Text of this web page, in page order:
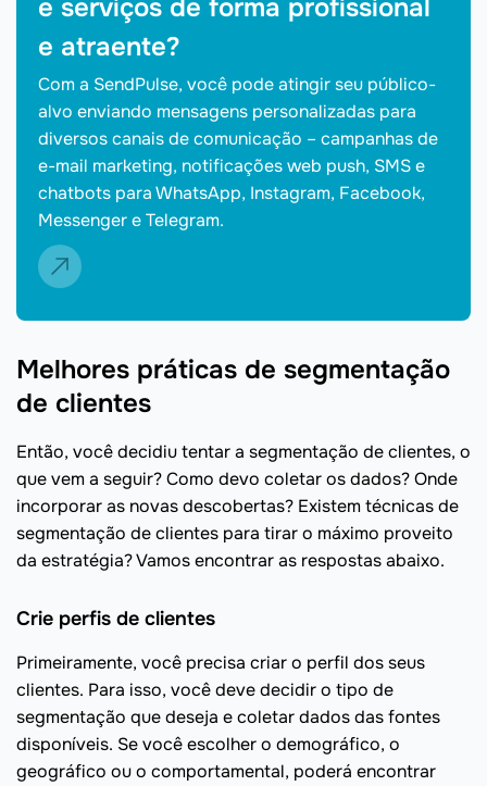
e serviços de forma profissional
e atraente?
Com a SendPulse, você pode atingir seu público-
alvo enviando mensagens personalizadas para
diversos canais de comunicação – campanhas de
e-mail marketing, notificações web push, SMS e
chatbots para WhatsApp, Instagram, Facebook,
Messenger e Telegram.
Melhores práticas de segmentação
de clientes
Então, você decidiu tentar a segmentação de clientes, o
que vem a seguir? Como devo coletar os dados? Onde
incorporar as novas descobertas? Existem técnicas de
segmentação de clientes para tirar o máximo proveito
da estratégia? Vamos encontrar as respostas abaixo.
Crie perfis de clientes
Primeiramente, você precisa criar o perfil dos seus
clientes. Para isso, você deve decidir o tipo de
segmentação que deseja e coletar dados das fontes
disponíveis. Se você escolher o demográfico, o
geográfico ou o comportamental, poderá encontrar